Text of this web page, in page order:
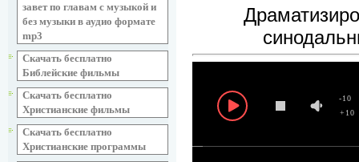
завет по главам с музыкой и
без музыки в аудио формате
mp3
Скачать бесплатно
Библейские фильмы
Скачать бесплатно
Христианские фильмы
Скачать бесплатно
Христианские программы
+10
-10